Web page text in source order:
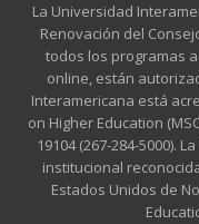
La Universidad
Renovación del
todos los programas
online, están
Interamericana está
on Higher Education
19104 (267-284-5000).
institucional
Estados Unidos de